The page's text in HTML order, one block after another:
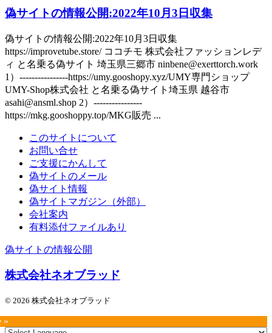
偽サイトの情報公開:2022年10月3日収集
偽サイトの情報公開:2022年10月3日収集
https://improvetube.store/ ココチモ 株式会社ファッションレデ
ィ と名乗る偽サイト 埼玉県三郷市 ninbene@exerttorch.work
1）----------------https://umy.gooshopy.xyz/UMY専門ショップ
UMY-Shop株式会社 と名乗る偽サイト埼玉県 越谷市
asahi@ansml.shop 2）----------------
https://mkg.gooshoppy.top/MKG販売 ...
このサイトについて
お問い合せ
ご支援にかんして
偽サイトのメール
偽サイト情報
偽サイトマガジン（外部）
会社案内
有料添付ファイルあり
偽サイトの情報公開
株式会社ネオブラッド
© 2026 株式会社ネオブラッド
»